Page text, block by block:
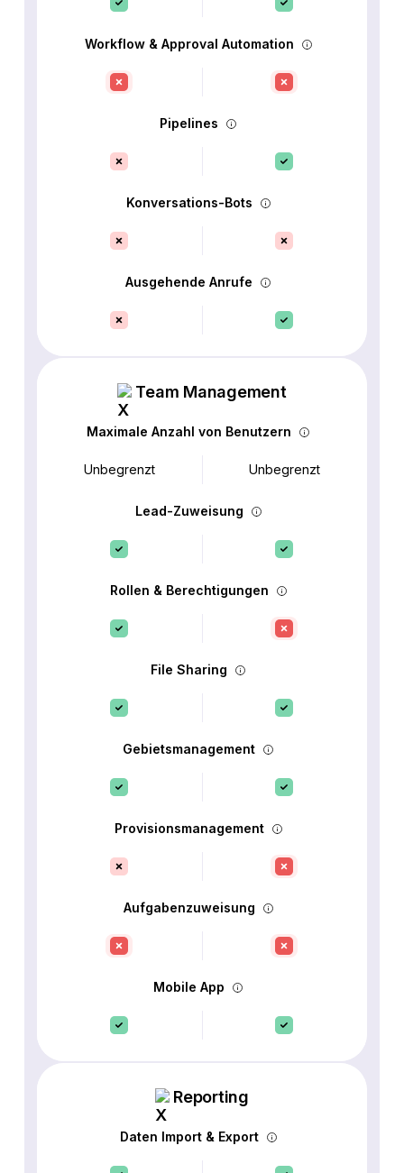
Workflow & Approval Automation
Pipelines
Konversations-Bots
Ausgehende Anrufe
Team Management
Maximale Anzahl von Benutzern
Unbegrenzt Unbegrenzt
Lead-Zuweisung
Rollen & Berechtigungen
File Sharing
Gebietsmanagement
Provisionsmanagement
Aufgabenzuweisung
Mobile App
Reporting
Daten Import & Export